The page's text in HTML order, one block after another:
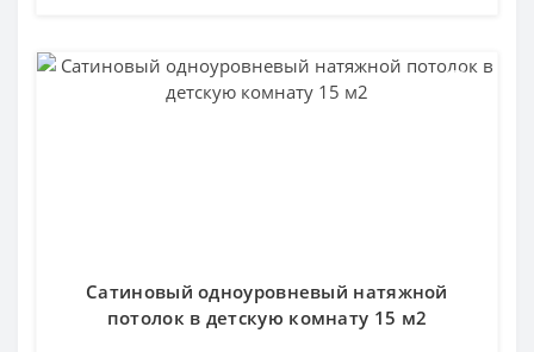
Сатиновый одноуровневый натяжной
потолок в детскую комнату 15 м2